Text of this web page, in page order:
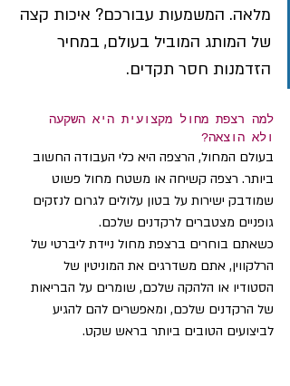
מלאה. המשמעות עבורכם? איכות קצה
של המותג המוביל בעולם, במחיר
הזדמנות חסר תקדים.
למה רצפת מחול מקצועית היא השקעה
ולא הוצאה?
בעולם המחול, הרצפה היא כלי העבודה החשוב
ביותר. רצפה קשיחה או משטח מחול פשוט
שמודבק ישירות על בטון עלולים לגרום לנזקים
גופניים מצטברים לרקדנים שלכם.
כשאתם בוחרים ברצפת מחול ניידת ליברטי של
הרלקווין, אתם משדרגים את המוניטין של
הסטודיו או הלהקה שלכם, שומרים על הבריאות
של הרקדנים שלכם, ומאפשרים להם להגיע
לביצועים הטובים ביותר בראש שקט.